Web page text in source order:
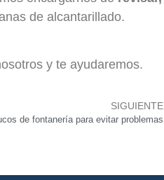
de alcantarillado.
y te ayudaremos.
SIGUIENTE
de fontanería para evitar problemas